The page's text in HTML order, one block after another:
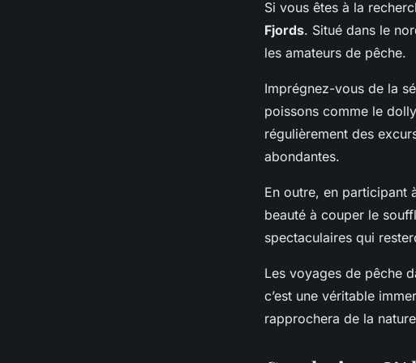
Si vous êtes à la
Fjords. Situé dans le
les amateurs de pêche.
Imprégnez-vous de la
poissons comme le
régulièrement des
abondantes.
En outre, en participant
beauté à couper le
spectaculaires qui
Les voyages de pêche
c’est une véritable
rapprochera de la